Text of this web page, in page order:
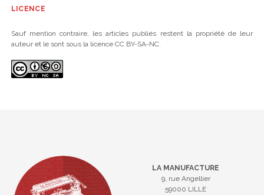
LICENCE
Sauf mention contraire, les articles publiés restent la propriété de leur
auteur et le sont sous la licence CC BY-SA-NC.
LA MANUFACTURE
9, rue Angellier
59000 LILLE